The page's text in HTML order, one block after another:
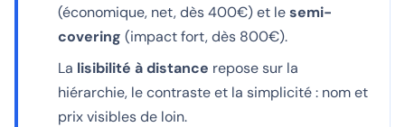
(économique, net, dès 400€) et lesemi-
covering (impact fort, dès 800€).
La lisibilité à distance repose sur la
hiérarchie, le contraste et la simplicité : nom et
prix visibles de loin.